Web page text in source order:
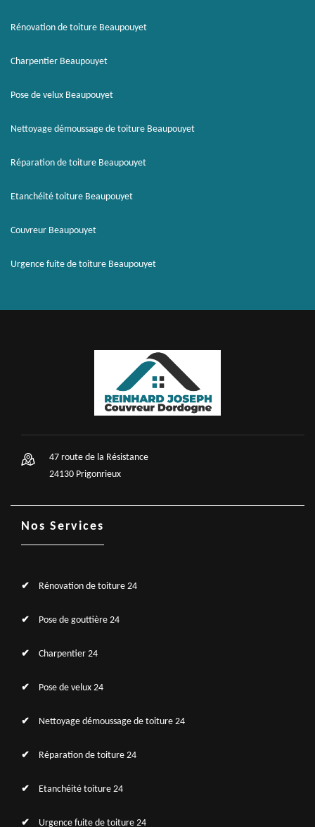
Rénovation de toiture Beaupouyet
Charpentier Beaupouyet
Pose de velux Beaupouyet
Nettoyage démoussage de toiture Beaupouyet
Réparation de toiture Beaupouyet
Etanchéité toiture Beaupouyet
Couvreur Beaupouyet
Urgence fuite de toiture Beaupouyet
47 route de la Résistance
24130 Prigonrieux
Nos Services
Rénovation de toiture 24
Pose de gouttière 24
Charpentier 24
Pose de velux 24
Nettoyage démoussage de toiture 24
Réparation de toiture 24
Etanchéité toiture 24
Urgence fuite de toiture 24